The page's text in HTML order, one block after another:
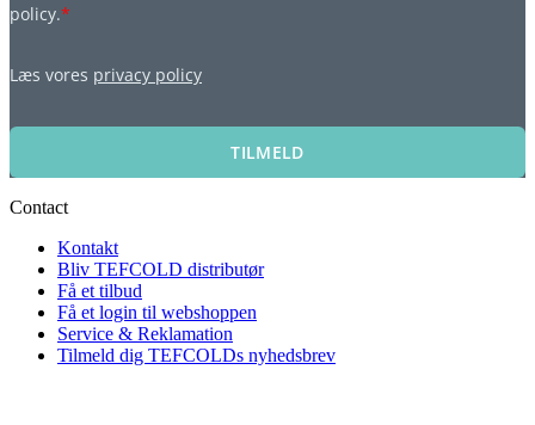
policy.*
Læs vores privacy policy
TILMELD
Contact
Kontakt
Bliv TEFCOLD distributør
Få et tilbud
Få et login til webshoppen
Service & Reklamation
Tilmeld dig TEFCOLDs nyhedsbrev